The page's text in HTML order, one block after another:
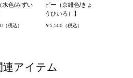
水色/みずい
（税込）
ピー（京緋色/きょ
うひいろ）】
￥5,500（税込）
連アイテム